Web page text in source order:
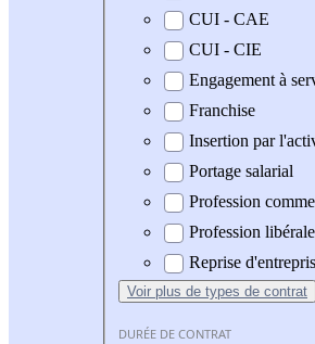
CUI - CAE
CUI - CIE
Engagement à
Franchise
Insertion par
Portage salarial
Profession
Profession libérale
Reprise
Voir plus de types de contrat
DURÉE DE CONTRAT